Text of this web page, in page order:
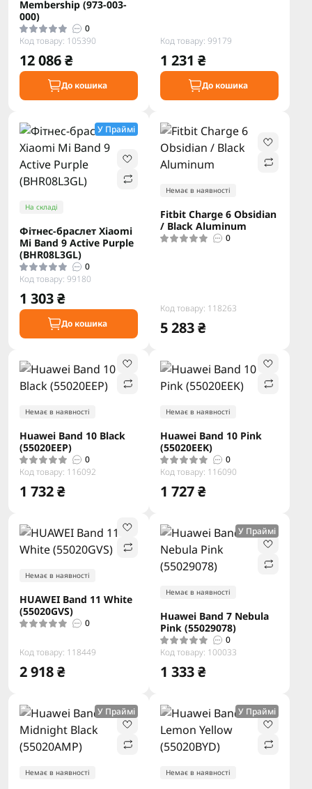
Membership (973-003-
000)
0
Код товару: 105390
12 086 ₴
До кошика
Код товару: 99179
1 231 ₴
До кошика
У Праймі
На складі
Фітнес-браслет Xiaomi
Mi Band 9 Active Purple
(BHR08L3GL)
0
Код товару: 99180
1 303 ₴
До кошика
Немає в наявності
Fitbit Charge 6 Obsidian
/ Black Aluminum
0
Код товару: 118263
5 283 ₴
Немає в наявності
Huawei Band 10 Black
(55020EEP)
0
Код товару: 116092
1 732 ₴
Немає в наявності
Huawei Band 10 Pink
(55020EEK)
0
Код товару: 116090
1 727 ₴
Немає в наявності
HUAWEI Band 11 White
(55020GVS)
0
Код товару: 118449
2 918 ₴
У Праймі
Немає в наявності
Huawei Band 7 Nebula
Pink (55029078)
0
Код товару: 100033
1 333 ₴
У Праймі
Немає в наявності
У Праймі
Немає в наявності